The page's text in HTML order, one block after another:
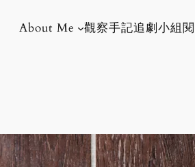
About Me 觀察手記追劇小組